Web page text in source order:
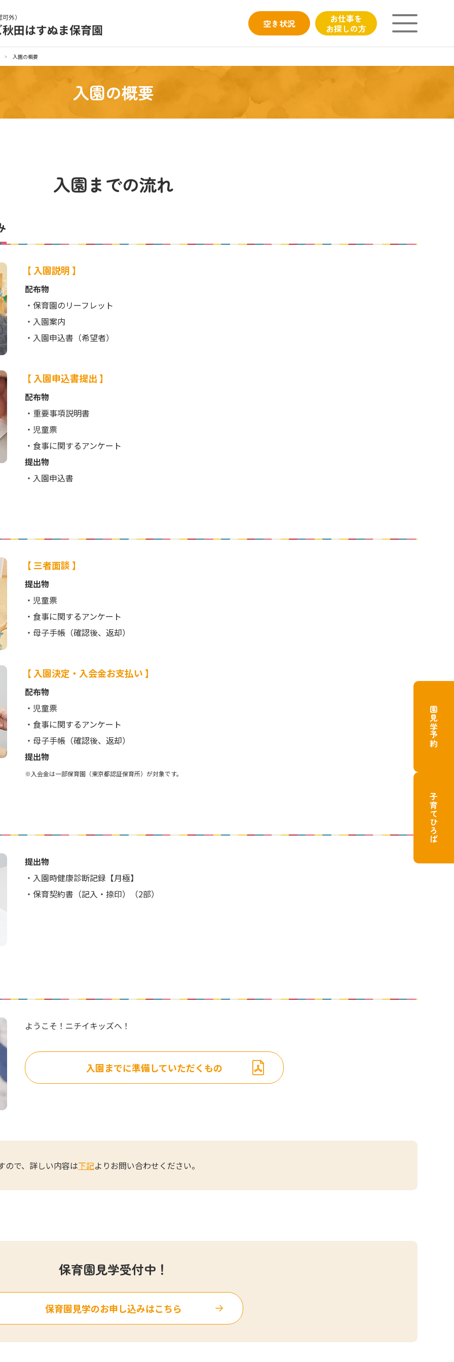
外）
田はすぬま保育園 空き状況
お仕事を
お探しの方
お仕事をお探しの方 よくあるご質問
> 入園の概要
入園の概要
入園までの流れ
【 入園説明 】
配布物
・保育園のリーフレット
・入園案内
・入園申込書（希望者）
【 入園申込書提出 】
配布物
・重要事項説明書
・児童票
・食事に関するアンケート
提出物
・入園申込書
【 三者面談 】
提出物
・児童票
・食事に関するアンケート
・母子手帳（確認後、返却）
【 入園決定・入会金お支払い 】
配布物
・児童票
・食事に関するアンケート
・母子手帳（確認後、返却）
提出物
※入会金は一部保育園（東京都認証保育所）が対象です。
提出物
・入園時健康診断記録【月極】
・保育契約書（記入・捺印）（2部）
ようこそ！ニチイキッズへ！
入園までに準備していただくもの
ので、詳しい内容は下記よりお問い合わせください。
保育園見学受付中！
保育園見学のお申し込みはこちら
園見学予約
子育てひろば